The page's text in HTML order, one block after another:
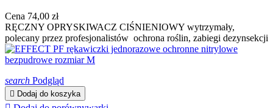
Cena 74,00 zł
RĘCZNY OPRYSKIWACZ CIŚNIENIOWY wytrzymały,
polecany przez profesjonalistów ochrona roślin, zabiegi dezynsekcji
search Podgląd
 Dodaj do koszyka